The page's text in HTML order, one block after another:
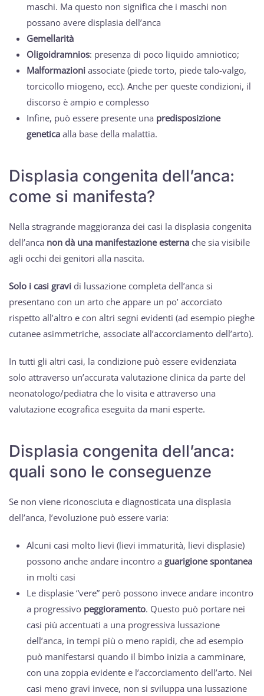
maschi. Ma questo non significa che i maschi non
possano avere displasia dell’anca
Gemellarità
Oligoidramnios: presenza di poco liquido amniotico;
Malformazioni associate (piede torto, piede talo-valgo,
torcicollo miogeno, ecc). Anche per queste condizioni, il
discorso è ampio e complesso
Infine, può essere presente una predisposizione
genetica alla base della malattia.
Displasia congenita dell’anca:
come si manifesta?
Nella stragrande maggioranza dei casi la displasia congenita
dell’anca non dà una manifestazione esterna che sia visibile
agli occhi dei genitori alla nascita.
Solo i casi gravi di lussazione completa dell’anca si
presentano con un arto che appare un po’ accorciato
rispetto all’altro e con altri segni evidenti (ad esempio pieghe
cutanee asimmetriche, associate all’accorciamento dell’arto).
In tutti gli altri casi, la condizione può essere evidenziata
solo attraverso un’accurata valutazione clinica da parte del
neonatologo/pediatra che lo visita e attraverso una
valutazione ecografica eseguita da mani esperte.
Displasia congenita dell’anca:
quali sono le conseguenze
Se non viene riconosciuta e diagnosticata una displasia
dell’anca, l’evoluzione può essere varia:
Alcuni casi molto lievi (lievi immaturità, lievi displasie)
possono anche andare incontro a guarigione spontanea
in molti casi
Le displasie “vere” però possono invece andare incontro
a progressivo peggioramento. Questo può portare nei
casi più accentuati a una progressiva lussazione
dell’anca, in tempi più o meno rapidi, che ad esempio
può manifestarsi quando il bimbo inizia a camminare,
con una zoppia evidente e l’accorciamento dell’arto. Nei
casi meno gravi invece, non si sviluppa una lussazione